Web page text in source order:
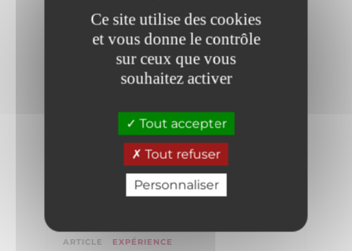
Ce site utilise des cookies
et vous donne le contrôle
sur ceux que vous
souhaitez activer
Tout accepter
Tout refuser
Personnaliser
ARTICLE EXPÉRIENCE